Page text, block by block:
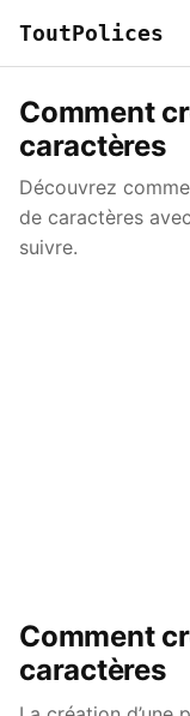
ToutPolices
Comment
caractères
Découvrez
de caractères
suivre.
Comment
caractères